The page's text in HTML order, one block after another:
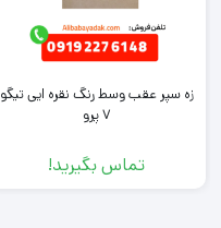
زه سپر عقب وسط رنگ نقره ایی تیگو
۷ پرو
تماس بگیرید!